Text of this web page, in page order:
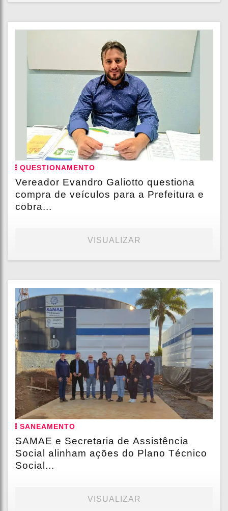
QUESTIONAMENTO
Vereador Evandro Galiotto questiona
compra de veículos para a Prefeitura e
cobra...
VISUALIZAR
SANEAMENTO
SAMAE e Secretaria de Assistência
Social alinham ações do Plano Técnico
Social...
VISUALIZAR